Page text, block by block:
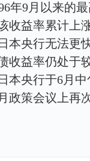
年9月以来的
收益率累计上
本央行无法更
收益率仍处于
本央行于6月
政策会议上再